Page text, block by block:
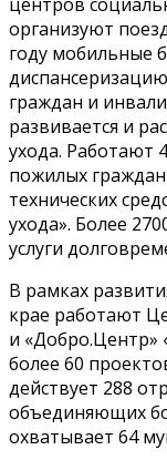
организуют
году мобильные
граждан и
развивается и
ухода. Работают
пожилых
технических
ухода». Более
услуги
В рамках
крае работают
и
более 60
действует 288
объединяющих
охватывает 64